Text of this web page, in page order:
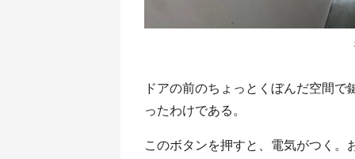
ドアの前のちょっとくぼんだ空間
ったわけである。
このボタンを押すと、電気がつく